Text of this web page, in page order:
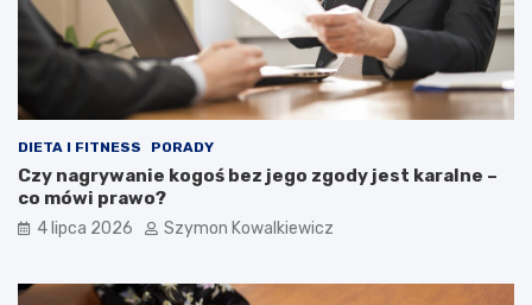
DIETA I FITNESS PORADY
Czy nagrywanie kogoś bez jego zgody jest karalne –
co mówi prawo?
4 lipca 2026 Szymon Kowalkiewicz